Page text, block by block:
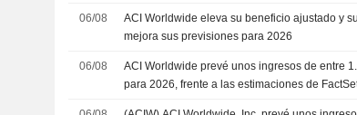
06/08
ACI Worldwide eleva su beneficio ajustado y
mejora sus previsiones para 2026
06/08
ACI Worldwide prevé unos ingresos de entre
para 2026, frente a las estimaciones de